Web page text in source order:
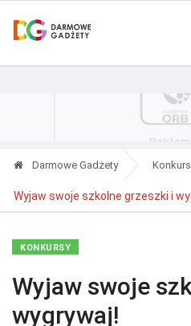
Darmowe Gadżety
Wyjaw swoje szkolne grzeszki i
KONKURSY
Wyjaw swoje
wygrywaj!